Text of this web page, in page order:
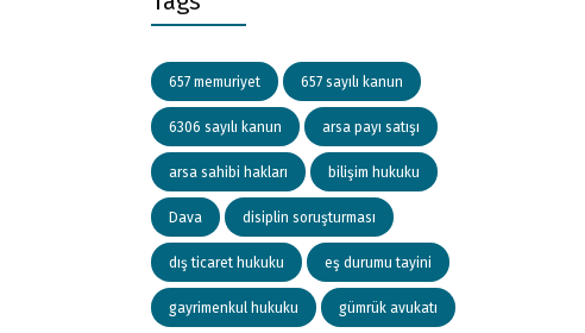
657 memuriyet 657 sayılı kanun
6306 sayılı kanun arsa payı satışı
arsa sahibi hakları bilişim hukuku
Dava disiplin soruşturması
dış ticaret hukuku eş durumu tayini
gayrimenkul hukuku gümrük avukatı